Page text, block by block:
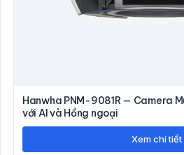
Hanwha PNM-9081R — Camera
với AI và Hồng ngoại
Xem chi tiết